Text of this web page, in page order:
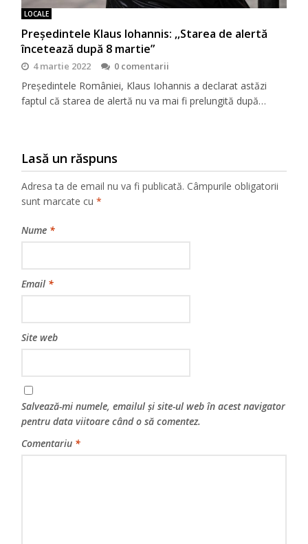
LOCALE
Președintele Klaus Iohannis: ,,Starea de alertă
încetează după 8 martie”
4 martie 2022 0 comentarii
Președintele României, Klaus Iohannis a declarat astăzi
faptul că starea de alertă nu va mai fi prelungită după…
Lasă un răspuns
Adresa ta de email nu va fi publicată. Câmpurile obligatorii
sunt marcate cu*
Nume *
Email *
Site web
Salvează-mi numele, emailul și site-ul web în acest navigator
pentru data viitoare când o să comentez.
Comentariu *